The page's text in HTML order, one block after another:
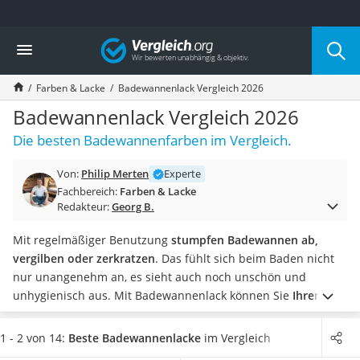
Die beliebtesten Vergleiche nach Kategorie
Baumarkt
Tresor feuerfest
Makita-Akku-Rasenmäher
Kappsäge
Smartes Türschloss
Akku-Rasentrimmer
Split-Klimaanlage 2 Innengeräte
Pelletofen
Tiefbrunnenpumpe
Fliesenschneider
Hochdruckreiniger
Doppelschleifer
Überwachungskamera
Benzinrasenmäher mit Elektrostart
Vergleich
Farben & Lacke Badewannenlack Vergleich 2026
Badewannenlack Vergleich 2026
Die besten Badewannenfarben im Vergleich.
Von: Philip Merten
Experte
Fachbereich: Farben & Lacke
Redakteur:Georg B.
Mit regelmäßiger Benutzung stumpfen Badewannen ab,
vergilben oder zerkratzen. Das fühlt sich beim Baden nicht
nur unangenehm an, es sieht auch noch unschön und
unhygienisch aus. Mit Badewannenlack können Sie Ihrem
Bad zu neuem Glanz verhelfen, ohne neue Sanitäranlagen
anschaffen zu müssen. Die Oberflächen säubern, Farbe
1 - 2 von 14: Beste Badewannenlacke im Vergleich